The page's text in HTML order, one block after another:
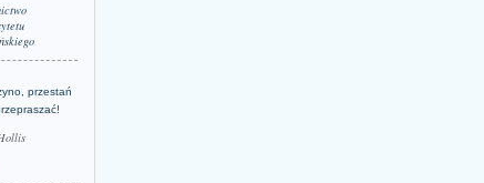
przestań